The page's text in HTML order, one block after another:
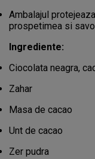
Ambalajul
prospetimea si
Ingrediente:
Ciocolata neagra,
Zahar
Masa de cacao
Unt de cacao
Zer pudra